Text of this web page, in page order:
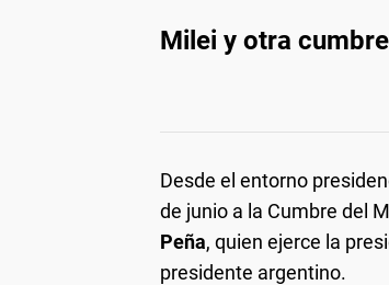
Milei y otra
Desde el entorno
de junio a la Cumbre del
Peña, quien ejerce la
presidente argentino.